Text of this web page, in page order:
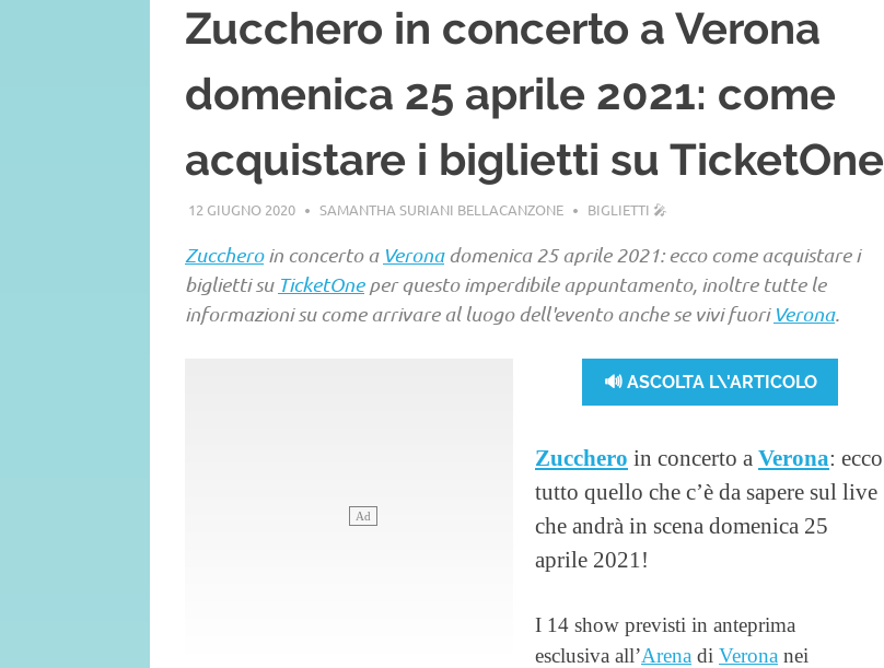
Zucchero in concerto a Verona
domenica 25 aprile 2021: come
acquistare i biglietti su TicketOne
12 GIUGNO 2020 SAMANTHA SURIANI BELLACANZONE BIGLIETTI 🎤
Zuccheroin concerto a Veronadomenica 25 aprile 2021: ecco come acquistare i
biglietti su TicketOneper questo imperdibile appuntamento, inoltre tutte le
informazioni su come arrivare al luogo dell'evento anche se vivi fuori Verona.
🔊 ASCOLTA L\'ARTICOLO
Zucchero in concerto a Verona: ecco
tutto quello che c’è da sapere sul live
che andrà in scena domenica 25
aprile 2021!
I 14 show previsti in anteprima
esclusiva all’Arena di Verona nei